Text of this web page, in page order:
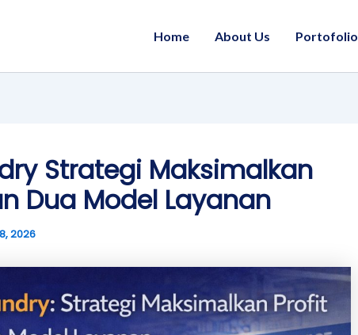
Home About Us Portofolio
Strategi Maksimalkan
Dua Model Layanan
2026